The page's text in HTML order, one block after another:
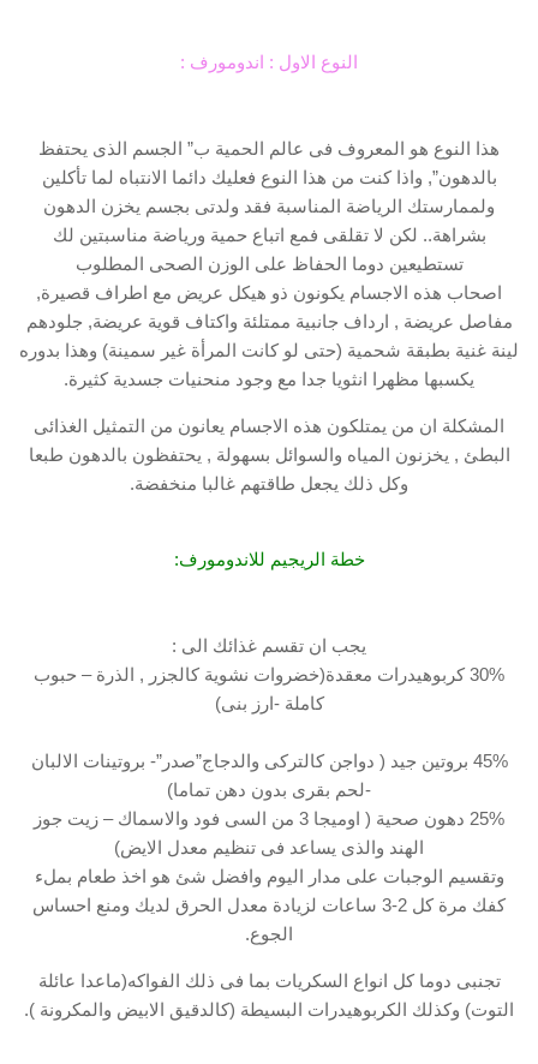
النوع الاول : اندومورف :
هذا النوع هو المعروف فى عالم الحمية ب” الجسم الذى يحتفظ
بالدهون”, واذا كنت من هذا النوع فعليك دائما الانتباه لما تأكلين
ولممارستك الرياضة المناسبة فقد ولدتى بجسم يخزن الدهون
بشراهة.. لكن لا تقلقى فمع اتباع حمية ورياضة مناسبتين لك
تستطيعين دوما الحفاظ على الوزن الصحى المطلوب
اصحاب هذه الاجسام يكونون ذو هيكل عريض مع اطراف قصيرة,
مفاصل عريضة , ارداف جانبية ممتلئة واكتاف قوية عريضة, جلودهم
لينة غنية بطبقة شحمية (حتى لو كانت المرأة غير سمينة) وهذا بدوره
يكسبها مظهرا انثويا جدا مع وجود منحنيات جسدية كثيرة.
المشكلة ان من يمتلكون هذه الاجسام يعانون من التمثيل الغذائى
البطئ , يخزنون المياه والسوائل بسهولة , يحتفظون بالدهون طبعا
وكل ذلك يجعل طاقتهم غالبا منخفضة.
خطة الريجيم للاندومورف:
يجب ان تقسم غذائك الى :
30% كربوهيدرات معقدة(خضروات نشوية كالجزر , الذرة – حبوب
كاملة -ارز بنى)
45% بروتين جيد ( دواجن كالتركى والدجاج”صدر”- بروتينات الالبان
-لحم بقرى بدون دهن تماما)
25% دهون صحية ( اوميجا 3 من السى فود والاسماك – زيت جوز
الهند والذى يساعد فى تنظيم معدل الايض)
وتقسيم الوجبات على مدار اليوم وافضل شئ هو اخذ طعام بملء
كفك مرة كل 2-3 ساعات لزيادة معدل الحرق لديك ومنع احساس
الجوع.
تجنبى دوما كل انواع السكريات بما فى ذلك الفواكه(ماعدا عائلة
التوت) وكذلك الكربوهيدرات البسيطة (كالدقيق الابيض والمكرونة ).